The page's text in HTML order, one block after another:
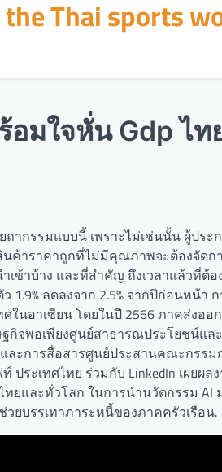
Thai sports
อมใจหั่น Gdp ไท
ากรรมแบบนี้ เพราะไม่เช่นนั้น ผู้ประ
นค้าราคาถูกที่ไม่มีคุณภาพจะต้องจัดก
ข้าบ้าง และที่สำคัญ ถึงเวลาแล้วที่ต้อ
1.9% ลดลงจาก 2.5% จากปีก่อนหน้า
ในอาเซียน โดยในปี 2566 ภาคส่งออ
กิจพอเพียงศูนย์สาธารณประโยชน์แล
ะการสื่อสารศูนย์ประสานคณะกรรม
ะเทศไทย ร่วมกับ LinkedIn เผยผล
ทยและทั่วโลก ในการนำนวัตกรรม AI
ยบรรเทาภาระหนี้ของภาคครัวเรือน.